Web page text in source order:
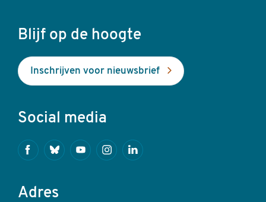
Blijf op de hoogte
Inschrijven voor nieuwsbrief
Social media
FacebookBlueskyYoutubeInstagramLinkedin
Adres